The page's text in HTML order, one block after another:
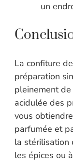
un
La confiture
préparation
pleinement
acidulée des
vous
parfumée et
la stérilisation
les épices ou